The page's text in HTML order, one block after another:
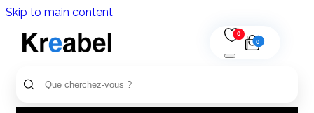
Skip to main content
0
0